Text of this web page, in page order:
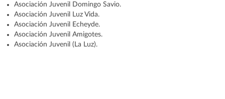
Asociación Juvenil Domingo Savio.
Asociación Juvenil Luz Vida.
Asociación Juvenil Echeyde.
Asociación Juvenil Amigotes.
Asociación Juvenil (La Luz).